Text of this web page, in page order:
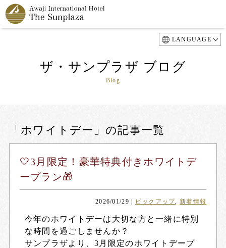
LANGUAGE
ザ・サンプラザ ブログ
Blog
「ホワイトデー」の記事一覧
🤍3月限定！豪華特典付きホワイトデ
ープラン🎁
2026/01/29 ピックアップ, 新着情報
今年のホワイトデーは大切な方と一緒に特別
な時間を過ごしませんか？
サンプラザより、3月限定のホワイトデープ